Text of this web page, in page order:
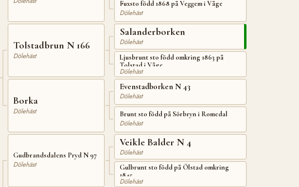
Tolstadbrun N 166
Dölehäst
Borka
Dölehäst
Gudbrandsdalens Pryd N 97
Dölehäst
Fuxsto född 1868 på Veggem i Våge
Dölehäst
Salanderborken
Dölehäst
Ljusbrunt sto född omkring 1863 på
Tolstad i Våge
Dölehäst
Evenstadborken N 43
Dölehäst
Brunt sto född på Sörbryn i Romedal
Dölehäst
Veikle Balder N 4
Dölehäst
Gulbrunt sto född på Ölstad omkring
1845
Dölehäst